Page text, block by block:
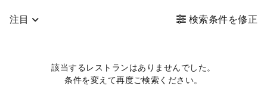
注目 検索条件を修正
該当するレストランはありませんでした。
条件を変えて再度ご検索ください。